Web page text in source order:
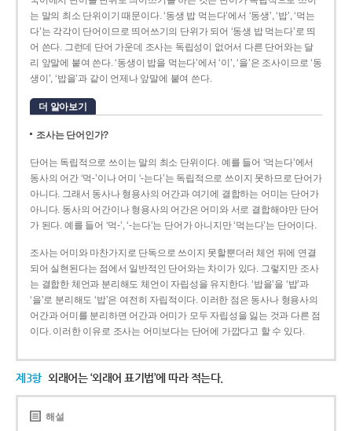
는 말의 최소 단위이기 때문이다. ‘동생 밥 먹는다’에서 ‘동생’, ‘밥’, ‘먹는
다’는 각각이 단어이므로 띄어쓰기의 단위가 되어 ‘동생 밥 먹는다’로 띄
어 쓴다. 그런데 단어 가운데 조사는 독립성이 없어서 다른 단어와는 달
리 앞말에 붙여 쓴다. ‘동생이 밥을 먹는다’에서 ‘이’, ‘을’은 조사이므로 ‘동
생이’, ‘밥을’과 같이 언제나 앞말에 붙여 쓴다.
더 알아보기
조사는 단어인가?
단어는 독립적으로 쓰이는 말의 최소 단위이다. 예를 들어 ‘먹는다’에서
동사의 어간 ‘먹-­’이나 어미 ‘­-는다’는 독립적으로 쓰이지 못하므로 단어가
아니다. 그래서 동사나 형용사의 어간과 여기에 결합하는 어미는 단어가
아니다. 동사의 어간이나 형용사의 어간은 어미와 서로 결합해야만 단어
가 된다. 예를 들어 ‘먹-’, ‘-는다’는 단어가 아니지만 ‘먹는다’는 단어이다.
조사는 어미와 마찬가지로 단독으로 쓰이지 못할뿐더러 체언 뒤에 연결
되어 실현된다는 점에서 일반적인 단어와는 차이가 있다. 그렇지만 조사
는 결합한 체언과 분리해도 체언이 자립성을 유지한다. ‘밥을’을 ‘밥’과
‘을’로 분리해도 ‘밥’은 여전히 자립적이다. 이러한 점은 동사나 형용사의
어간과 어미를 분리하면 어간과 어미가 모두 자립성을 잃는 것과 다른 점
이다. 이러한 이유로 조사는 어미보다는 단어에 가깝다고 할 수 있다.
제3항 외래어는 ‘외래어 표기법’에 따라 적는다.
해설